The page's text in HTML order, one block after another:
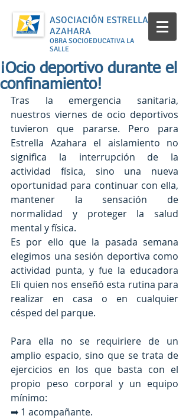
ASOCIACIÓN ESTRELLA
AZAHARA
OBRA SOCIOEDUCATIVA LA
SALLE
¡Ocio deportivo durante el
confinamiento!
Tras la emergencia sanitaria,
nuestros viernes de ocio deportivos
tuvieron que pararse. Pero para
Estrella Azahara el aislamiento no
significa la interrupción de la
actividad física, sino una nueva
oportunidad para continuar con ella,
mantener la sensación de
normalidad y proteger la salud
mental y física.
Es por ello que la pasada semana
elegimos una sesión deportiva como
actividad punta, y fue la educadora
Eli quien nos enseñó esta rutina para
realizar en casa o en cualquier
césped del parque.
Para ella no se requiriere de un
amplio espacio, sino que se trata de
ejercicios en los que basta con el
propio peso corporal y un equipo
mínimo:
➡ 1 acompañante.